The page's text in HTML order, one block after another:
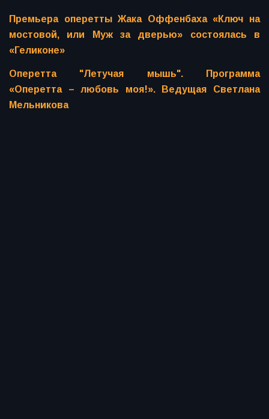
Премьера оперетты Жака Оффенбаха «Ключ на
мостовой, или Муж за дверью» состоялась в
«Геликоне»
Оперетта "Летучая мышь". Программа
«Оперетта – любовь моя!». Ведущая Светлана
Мельникова